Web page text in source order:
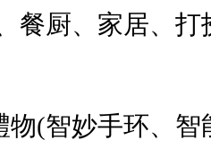
餐厨、家居、
物(智妙手环、